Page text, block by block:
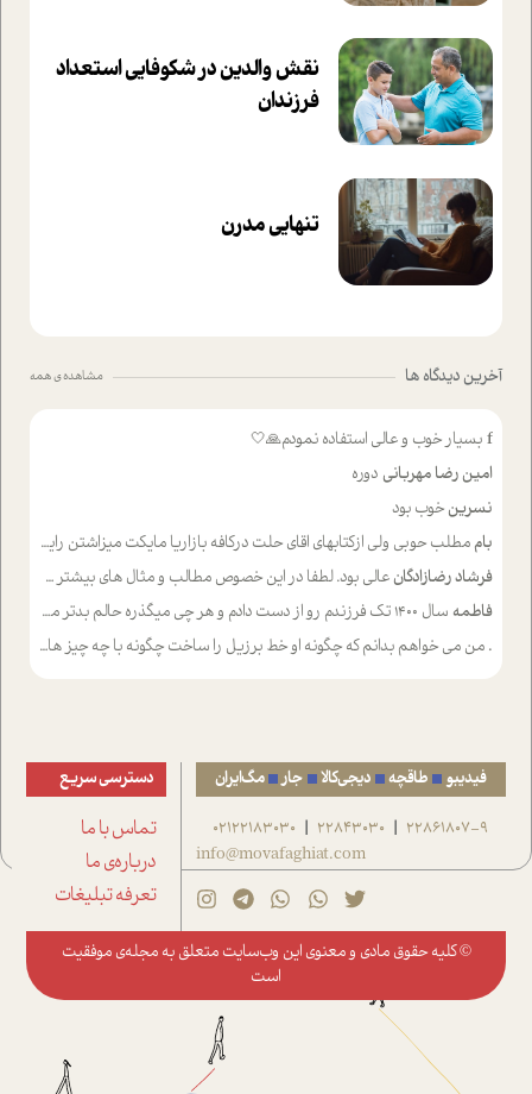
نقش والدین در شکوفا‌یی ا‌ستعداد
فرزندان‌
تنهایی مدرن
آخرین دیدگاه ها مشاهده ی همه
f بسیار خوب و عالی استفاده نمودم🙏🤍
امین رضا مهربانی دوره
نسرینخوب بود
بام مطلب حوبی ولی ازکتابهای اقای حلت درکافه بازاریا مایکت میزاشتن رایگان خوب بود ولی هرکدام خلاصه شده ش تومجله از طریق سایت هم خوبه اینکه درزیر اخرصفحه گذاشته شده خب ادم خبره میره نصب میکنه میخونه ولی هرکسی گوشیش ظرفیتش نداره باتشکر
فرشاد رضازادگان عالی بود. لطفا در این خصوص مطالب و مثال های بیشتر ی ارایه دهید
فاطمه سال ۱۴۰۰ تک فرزندم رو از دست دادم و هر چی میگذره حالم بدتر میشه و دلتنگتر تنایی رو ترجیح دادم و معاشرت برام سخت شده
. من می خواهم بدانم که چگونه او خط برزیل را ساخت چگونه با چه چیز هایی
فیدیبو طاقچه دیجی‌کالا جار مگ‌ایران
22861807-9
|
22843030
|
02122183030
info@movafaghiat.com
دسترسی سریع
تماس با ما
درباره‌ی ما
تعرفه تبلیغات
© کلیه حقوق مادی و معنوی این وب‌سایت متعلق به مجله‌ی موفقیت
است